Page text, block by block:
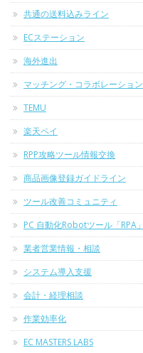
共通の送料込みライン
ECステーション
海外進出
マッチング・コラボレーション
TEMU
楽天ペイ
RPP攻略ツール情報交換
商品画像登録ガイドライン
ツール改善コミュニティ
PC 自動化Robotツール「RPA」
業者営業情報・相談
システム導入支援
会計・経理相談
作業効率化
EC MASTERS LABS